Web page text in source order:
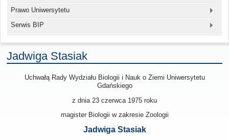
Prawo Uniwersytetu
Serwis BIP
Jadwiga Stasiak
Uchwałą Rady Wydziału Biologii i Nauk o Ziemi Uniwersytetu
Gdańskiego
z dnia 23 czerwca 1975 roku
magister Biologii w zakresie Zoologii
Jadwiga Stasiak